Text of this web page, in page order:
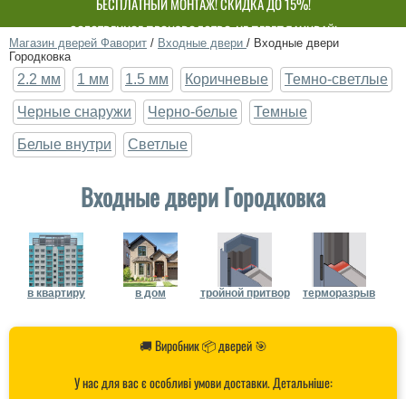
БЕСПЛАТНЫЙ МОНТАЖ! СКИДКА ДО 15%!
СОБСТВЕННОЕ ПРОИЗВОДСТВО-НЕ ПЕРЕПЛАЧИВАЙ!
Магазин дверей Фаворит / Входные двери / Входные двери
Городковка
2.2 мм 1 мм 1.5 мм Коричневые Темно-светлые
Черные снаружи Черно-белые Темные
Белые внутри Светлые
Входные двери Городковка
в квартиру в дом тройной притвор терморазрыв
🚚 Виробник 📦 дверей 🎯
У нас для вас є особливі умови доставки. Детальніше: